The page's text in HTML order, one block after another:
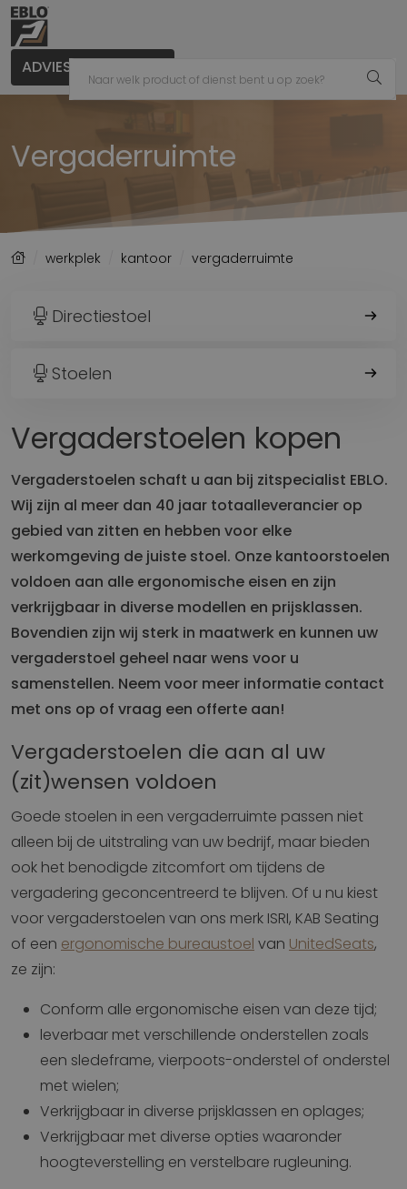
ADVIES AANVRAGEN
Vergaderruimte
werkplek kantoor vergaderruimte
Directiestoel
Stoelen
Vergaderstoelen kopen
Vergaderstoelen schaft u aan bij zitspecialist EBLO.
Wij zijn al meer dan 40 jaar totaalleverancier op
gebied van zitten en hebben voor elke
werkomgeving de juiste stoel. Onze kantoorstoelen
voldoen aan alle ergonomische eisen en zijn
verkrijgbaar in diverse modellen en prijsklassen.
Bovendien zijn wij sterk in maatwerk en kunnen uw
vergaderstoel geheel naar wens voor u
samenstellen. Neem voor meer informatie contact
met ons op of vraag een offerte aan!
Vergaderstoelen die aan al uw
(zit)wensen voldoen
Goede stoelen in een vergaderruimte passen niet
alleen bij de uitstraling van uw bedrijf, maar bieden
ook het benodigde zitcomfort om tijdens de
vergadering geconcentreerd te blijven. Of u nu kiest
voor vergaderstoelen van ons merk ISRI, KAB Seating
of een ergonomische bureaustoel van UnitedSeats,
ze zijn:
Conform alle ergonomische eisen van deze tijd;
leverbaar met verschillende onderstellen zoals
een sledeframe, vierpoots-onderstel of onderstel
met wielen;
Verkrijgbaar in diverse prijsklassen en oplages;
Verkrijgbaar met diverse opties waaronder
hoogteverstelling en verstelbare rugleuning.